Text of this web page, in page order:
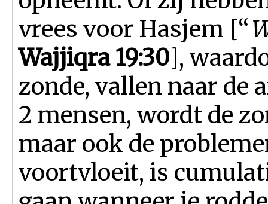
vrees voor Hasjem [“
Wajjiqra 19:30],
zonde, vallen naar de
2 mensen, wordt de
maar ook de
voortvloeit, is